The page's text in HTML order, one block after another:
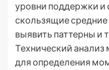
уровни поддержки и
скользящие
выявить паттерны и
Технический
для определения